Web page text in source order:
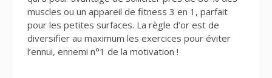
muscles ou un appareil de fitness 3 en 1, parfait
pour les petites surfaces. La règle d’or est de
diversifier au maximum les exercices pour éviter
l’ennui, ennemi n°1 de la motivation !